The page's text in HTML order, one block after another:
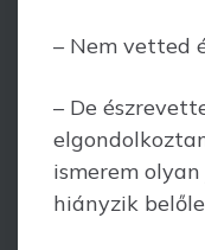
– Nem vetted
– De
ismerem
hiányzik